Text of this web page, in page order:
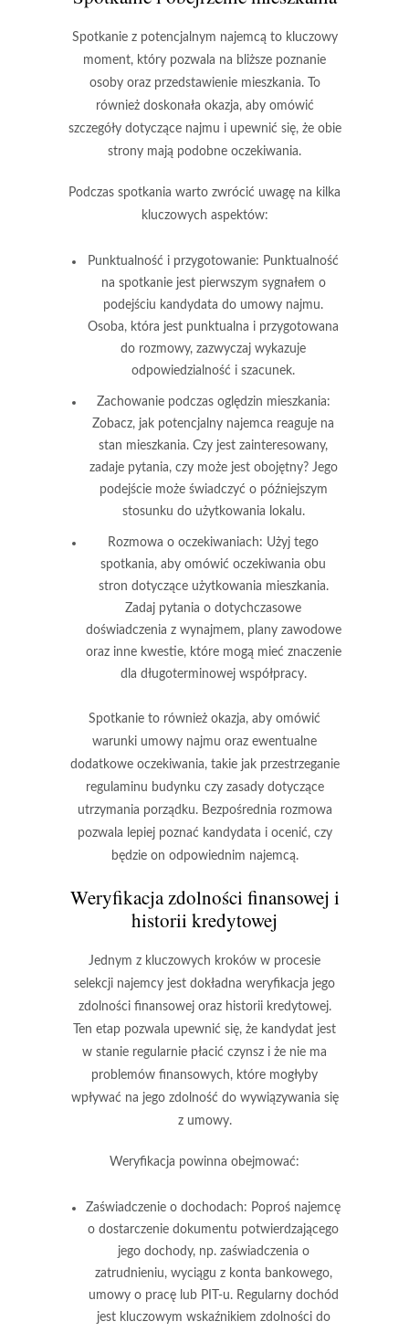
Spotkanie z potencjalnym najemcą to kluczowy
moment, który pozwala na bliższe poznanie
osoby oraz przedstawienie mieszkania. To
również doskonała okazja, aby omówić
szczegóły dotyczące najmu i upewnić się, że obie
strony mają podobne oczekiwania.
Podczas spotkania warto zwrócić uwagę na kilka
kluczowych aspektów:
Punktualność i przygotowanie: Punktualność
na spotkanie jest pierwszym sygnałem o
podejściu kandydata do umowy najmu.
Osoba, która jest punktualna i przygotowana
do rozmowy, zazwyczaj wykazuje
odpowiedzialność i szacunek.
Zachowanie podczas oględzin mieszkania:
Zobacz, jak potencjalny najemca reaguje na
stan mieszkania. Czy jest zainteresowany,
zadaje pytania, czy może jest obojętny? Jego
podejście może świadczyć o późniejszym
stosunku do użytkowania lokalu.
Rozmowa o oczekiwaniach: Użyj tego
spotkania, aby omówić oczekiwania obu
stron dotyczące użytkowania mieszkania.
Zadaj pytania o dotychczasowe
doświadczenia z wynajmem, plany zawodowe
oraz inne kwestie, które mogą mieć znaczenie
dla długoterminowej współpracy.
Spotkanie to również okazja, aby omówić
warunki umowy najmu oraz ewentualne
dodatkowe oczekiwania, takie jak przestrzeganie
regulaminu budynku czy zasady dotyczące
utrzymania porządku. Bezpośrednia rozmowa
pozwala lepiej poznać kandydata i ocenić, czy
będzie on odpowiednim najemcą.
Weryfikacja zdolności finansowej i
historii kredytowej
Jednym z kluczowych kroków w procesie
selekcji najemcy jest dokładna weryfikacja jego
zdolności finansowej oraz historii kredytowej.
Ten etap pozwala upewnić się, że kandydat jest
w stanie regularnie płacić czynsz i że nie ma
problemów finansowych, które mogłyby
wpływać na jego zdolność do wywiązywania się
z umowy.
Weryfikacja powinna obejmować:
Zaświadczenie o dochodach: Poproś najemcę
o dostarczenie dokumentu potwierdzającego
jego dochody, np. zaświadczenia o
zatrudnieniu, wyciągu z konta bankowego,
umowy o pracę lub PIT-u. Regularny dochód
jest kluczowym wskaźnikiem zdolności do